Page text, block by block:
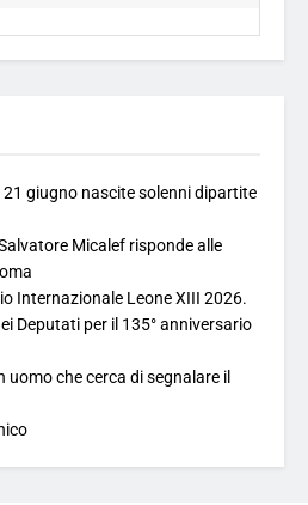
21 giugno nascite solenni dipartite
Micalef risponde alle
Internazionale Leone XIII 2026.
Deputati per il 135° anniversario
uomo che cerca di segnalare il